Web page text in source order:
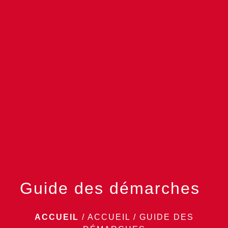
Guide des démarches
ACCUEIL / ACCUEIL / GUIDE DES